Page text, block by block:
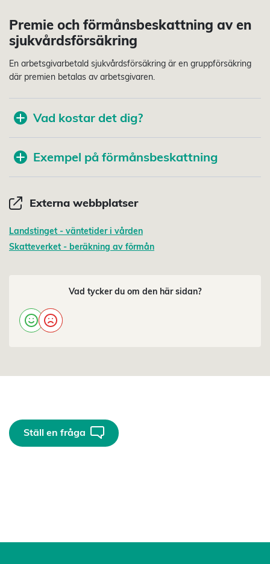
Premie och förmånsbeskattning av en
sjukvårdsförsäkring
En arbetsgivarbetald sjukvårdsförsäkring är en gruppförsäkring
där premien betalas av arbetsgivaren.
Vad kostar det dig?
Exempel på förmånsbeskattning
Externa webbplatser
Landstinget - väntetider i vården
Skatteverket - beräkning av förmån
Vad tycker du om den här sidan?
Ställ en fråga